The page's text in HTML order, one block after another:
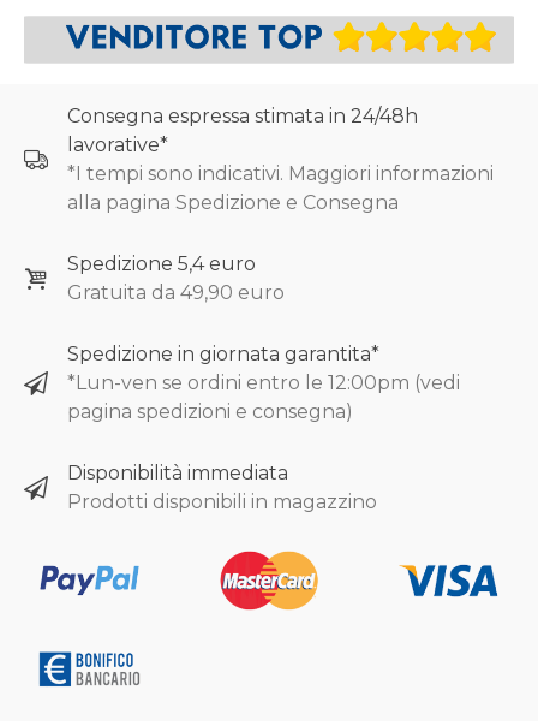
Consegna espressa stimata in 24/48h
lavorative*
*I tempi sono indicativi. Maggiori informazioni
alla pagina Spedizione e Consegna
Spedizione 5,4 euro
Gratuita da 49,90 euro
Spedizione in giornata garantita*
*Lun-ven se ordini entro le 12:00pm (vedi
pagina spedizioni e consegna)
Disponibilità immediata
Prodotti disponibili in magazzino